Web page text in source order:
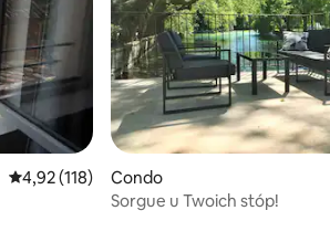
Średnia ocena: 4,92 na 5, liczba recenzji: 118
4,92 (118)
Condo
Sorgue u Twoich stóp!